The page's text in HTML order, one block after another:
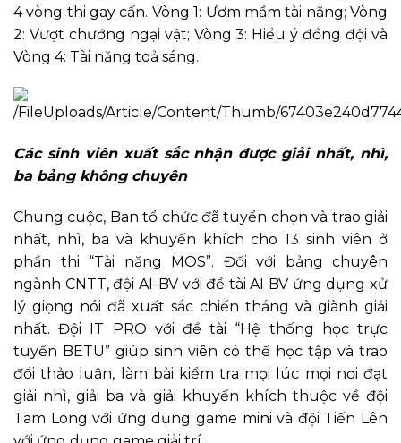
4 vòng thi gay cấn. Vòng 1: Ươm mầm tài năng; Vòng
2: Vượt chướng ngại vật; Vòng 3: Hiểu ý đồng đội và
Vòng 4: Tài năng toả sáng.
Các sinh viên xuất sắc nhận được giải nhất, nhì,
ba bảng không chuyên
Chung cuộc, Ban tổ chức đã tuyển chọn và trao giải
nhất, nhì, ba và khuyến khích cho 13 sinh viên ở
phần thi “Tài năng MOS”. Đối với bảng chuyên
ngành CNTT, đội AI-BV với đề tài AI BV ứng dụng xử
lý giọng nói đã xuất sắc chiến thắng và giành giải
nhất. Đội IT PRO với đề tài “Hệ thống học trực
tuyến BETU” giúp sinh viên có thể học tập và trao
đổi thảo luận, làm bài kiểm tra mọi lúc mọi nơi đạt
giải nhì, giải ba và giải khuyến khích thuộc về đội
Tam Long với ứng dụng game mini và đội Tiến Lên